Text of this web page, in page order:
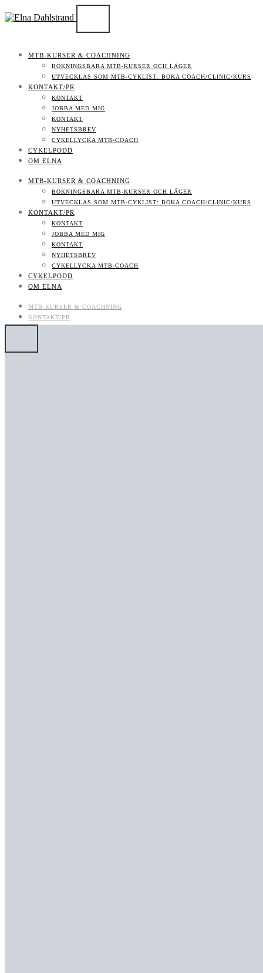
MTB-KURSER & COACHNING
BOKNINGSBARA MTB-KURSER OCH LÄGER
UTVECKLAS SOM MTB-CYKLIST: BOKA COACH/CLINIC/KURS
KONTAKT/PR
KONTAKT
JOBBA MED MIG
KONTAKT
NYHETSBREV
CYKELLYCKA MTB-COACH
CYKELPODD
OM ELNA
MTB-KURSER & COACHNING
BOKNINGSBARA MTB-KURSER OCH LÄGER
UTVECKLAS SOM MTB-CYKLIST: BOKA COACH/CLINIC/KURS
KONTAKT/PR
KONTAKT
JOBBA MED MIG
KONTAKT
NYHETSBREV
CYKELLYCKA MTB-COACH
CYKELPODD
OM ELNA
MTB-KURSER & COACHNING
KONTAKT/PR
CYKELPODD